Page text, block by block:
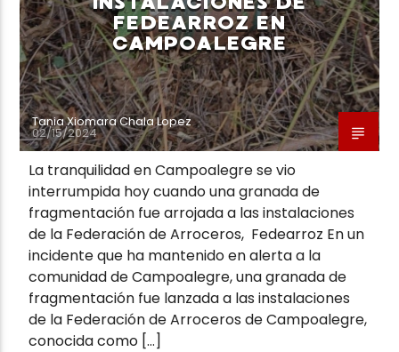
FEDEARROZ EN
CAMPOALEGRE
Tania Xiomara Chala Lopez
02/15/2024
La tranquilidad en Campoalegre se vio
interrumpida hoy cuando una granada de
fragmentación fue arrojada a las instalaciones
de la Federación de Arroceros, Fedearroz En un
incidente que ha mantenido en alerta a la
comunidad de Campoalegre, una granada de
fragmentación fue lanzada a las instalaciones
de la Federación de Arroceros de Campoalegre,
conocida como […]